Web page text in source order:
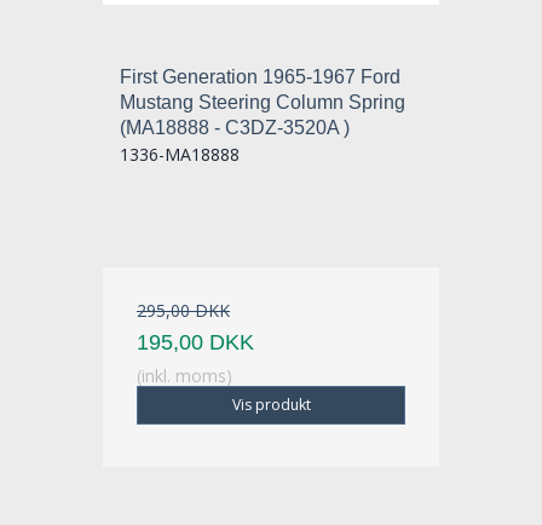
First Generation 1965-1967 Ford
Mustang Steering Column Spring
(MA18888 - C3DZ-3520A )
1336-MA18888
295,00 DKK
195,00 DKK
(inkl. moms)
Vis produkt